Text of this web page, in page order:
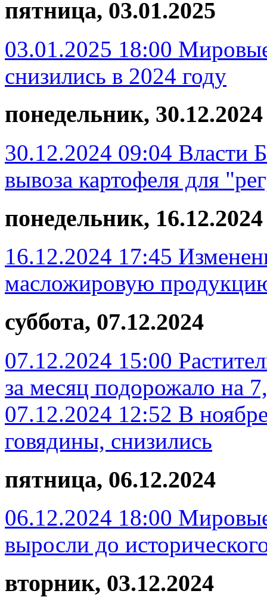
пятница, 03.01.2025
03.01.2025 18:00
снизились в 2024 году
понедельник, 30.12.2024
30.12.2024 09:04 Власти
вывоза картофеля для
понедельник, 16.12.2024
16.12.2024 17:45
масложировую
суббота, 07.12.2024
07.12.2024 15:00
за месяц подорожало на
07.12.2024 12:52 В
говядины, снизились
пятница, 06.12.2024
06.12.2024 18:00
выросли до
вторник, 03.12.2024